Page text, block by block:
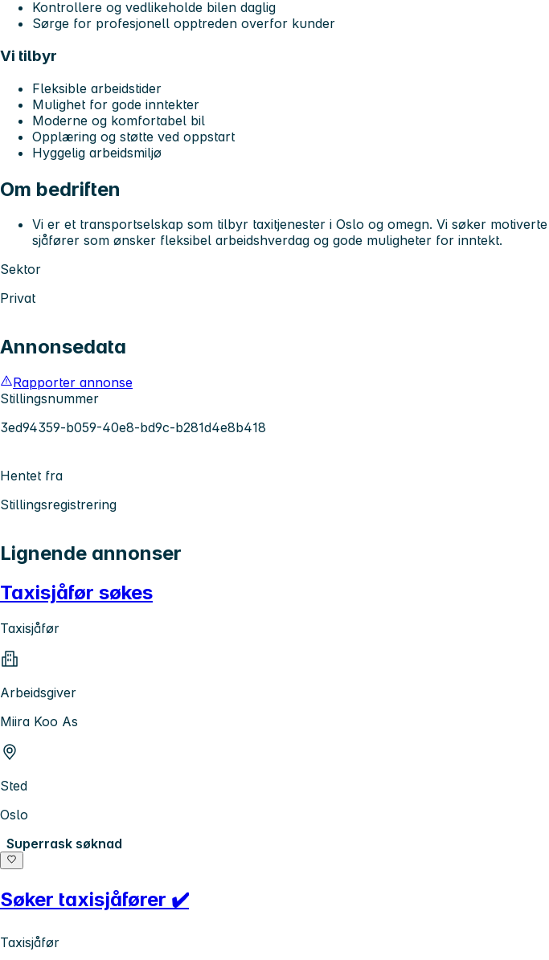
Kontrollere og vedlikeholde bilen daglig
Sørge for profesjonell opptreden overfor kunder
Vi tilbyr
Fleksible arbeidstider
Mulighet for gode inntekter
Moderne og komfortabel bil
Opplæring og støtte ved oppstart
Hyggelig arbeidsmiljø
Om bedriften
Vi er et transportselskap som tilbyr taxitjenester i Oslo og omegn. Vi søker motiverte
sjåfører som ønsker fleksibel arbeidshverdag og gode muligheter for inntekt.
Sektor
Privat
Annonsedata
Rapporter annonse
Stillingsnummer
3ed94359-b059-40e8-bd9c-b281d4e8b418
Hentet fra
Stillingsregistrering
Lignende annonser
Taxisjåfør søkes
Taxisjåfør
Arbeidsgiver
Miira Koo As
Sted
Oslo
Superrask søknad
Søker taxisjåfører ✔️
Taxisjåfør